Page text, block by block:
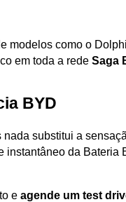
modelos como o
em toda a rede Saga
BYD
substitui a
da
e agende um test